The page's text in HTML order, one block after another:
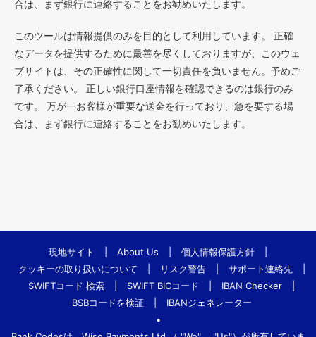
合は、まず銀行に連絡することをお勧めいたします。
このツールは情報提供のみを目的として利用しています。 正確
なデータを提供するために最善を尽くしておりますが、このウェ
ブサイトは、その正確性に関して一切責任を負いません。予めご
了承ください。 正しい銀行口座情報を確認できるのは銀行のみ
です。 万が一お客様が重要な送金を行っており、急を要する場
合は、まず銀行に連絡することをお勧めいたします。
現地サイト About Us 個人情報保護方針
クッキーの取り扱いについて
リスク警告 サポート連絡先
SWIFTコード 検索
SWIFT BICコード IBAN Checker
BSBコードを検証
IBANジェネレーター
•